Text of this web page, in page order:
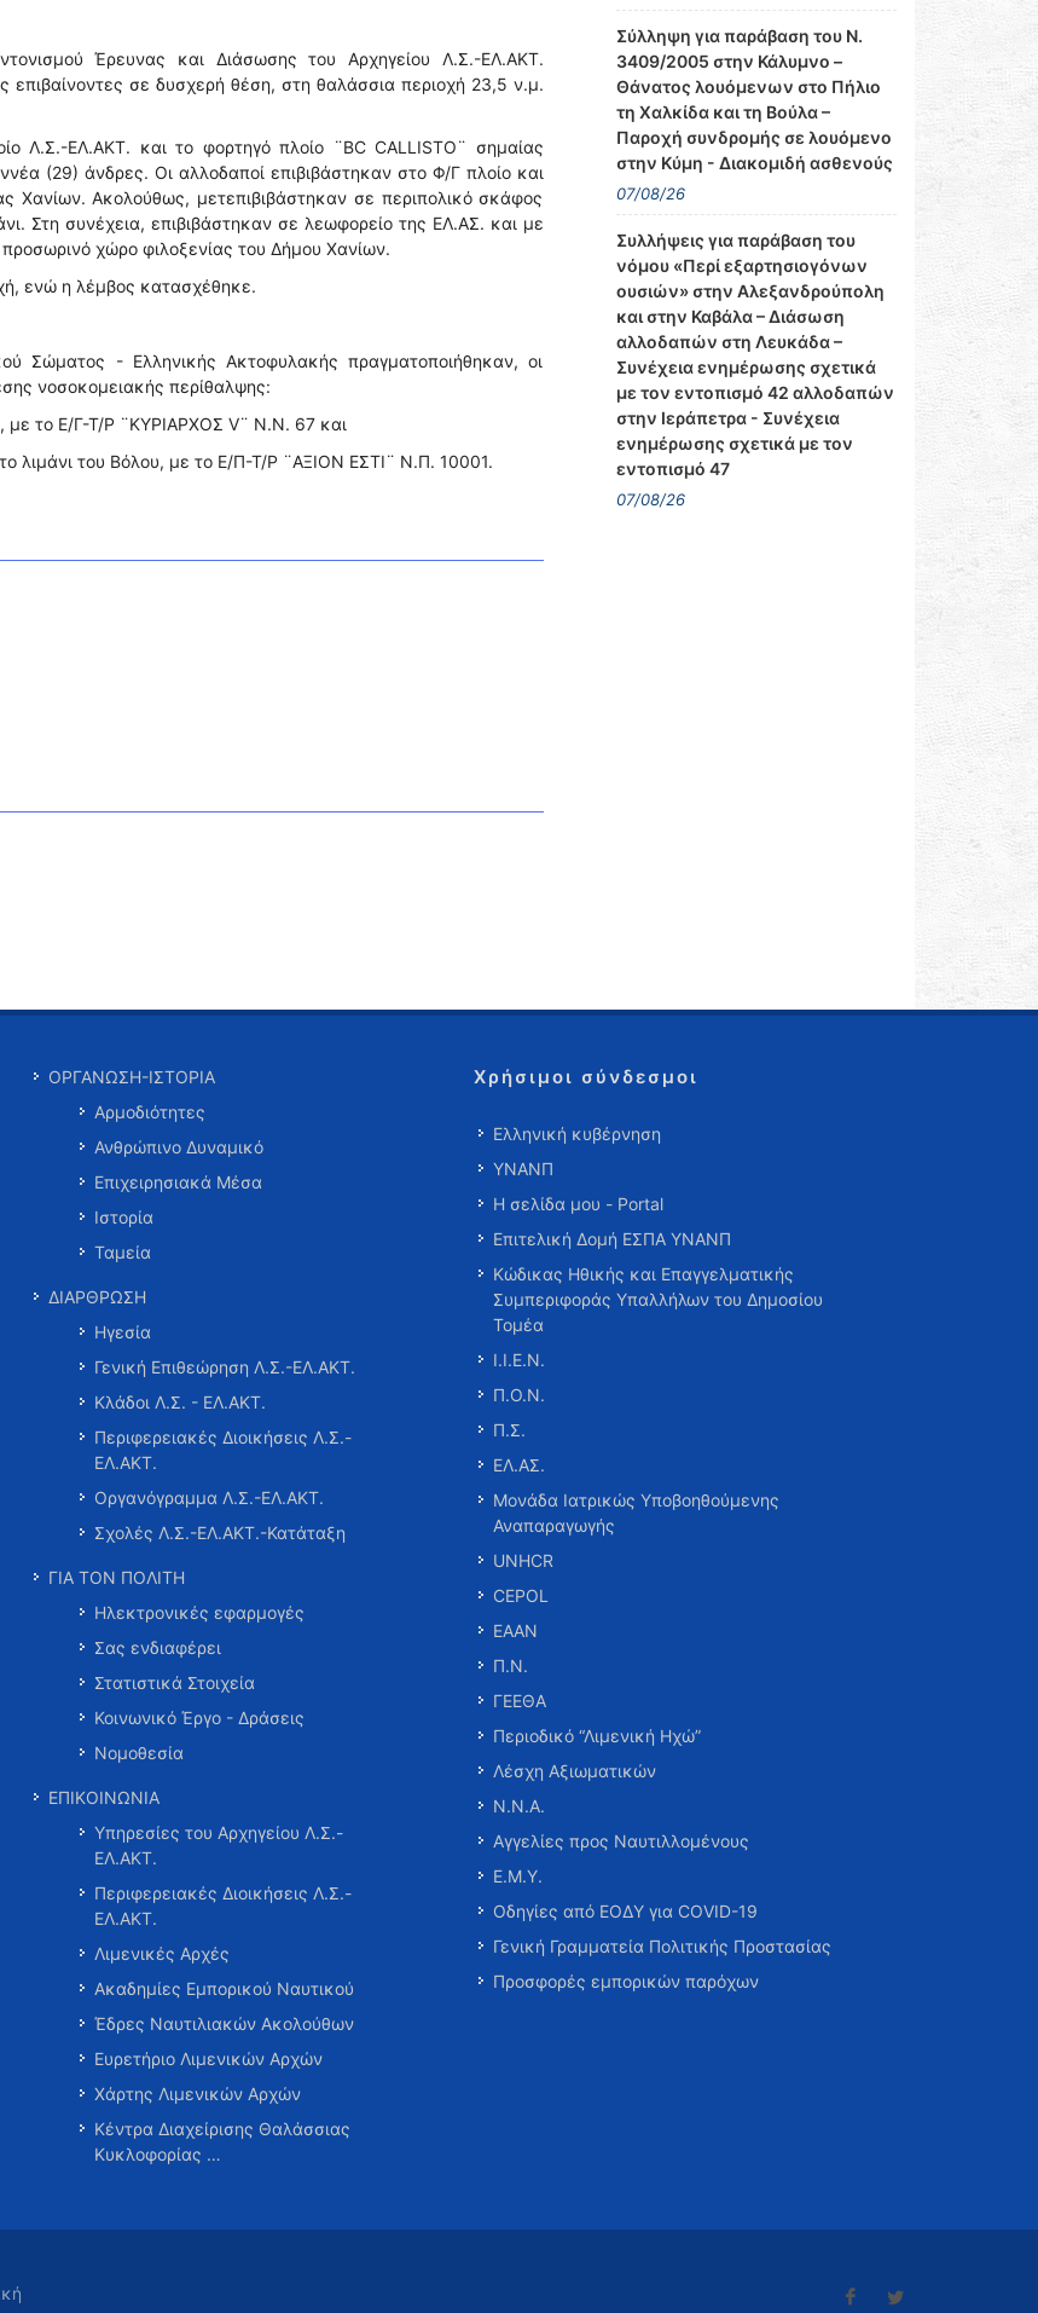
Έρευνας και Διάσωσης του Αρχηγείου Λ.Σ.-ΕΛ.ΑΚΤ.
σε δυσχερή θέση, στη θαλάσσια περιοχή 23,5 ν.μ.
Λ.Σ.-ΕΛ.ΑΚΤ. και το φορτηγό πλοίο ¨BC CALLISTO¨ σημαίας
(29) άνδρες. Οι αλλοδαποί επιβιβάστηκαν στο Φ/Γ πλοίο και
Χανίων. Ακολούθως, μετεπιβιβάστηκαν σε περιπολικό σκάφος
Στη συνέχεια, επιβιβάστηκαν σε λεωφορείο της ΕΛ.ΑΣ. και με
χώρο φιλοξενίας του Δήμου Χανίων.
ενώ η λέμβος κατασχέθηκε.
Σώματος - Ελληνικής Ακτοφυλακής πραγματοποιήθηκαν, οι
νοσοκομειακής περίθαλψης:
με το Ε/Γ-Τ/Ρ ¨ΚΥΡΙΑΡΧΟΣ V¨ Ν.N. 67 και
λιμάνι του Βόλου, με το Ε/Π-Τ/Ρ ¨ΑΞΙΟΝ ΕΣΤΙ¨ Ν.Π. 10001.
Σύλληψη για παράβαση του Ν.
3409/2005 στην Κάλυμνο –
Θάνατος λουόμενων στο Πήλιο
τη Χαλκίδα και τη Βούλα –
Παροχή συνδρομής σε λουόμενο
στην Κύμη - Διακομιδή ασθενούς
07/08/26
Συλλήψεις για παράβαση του
νόμου «Περί εξαρτησιογόνων
ουσιών» στην Αλεξανδρούπολη
και στην Καβάλα – Διάσωση
αλλοδαπών στη Λευκάδα –
Συνέχεια ενημέρωσης σχετικά
με τον εντοπισμό 42 αλλοδαπών
στην Ιεράπετρα - Συνέχεια
ενημέρωσης σχετικά με τον
εντοπισμό 47
07/08/26
ΟΡΓΑΝΩΣΗ-ΙΣΤΟΡΙΑ
Αρμοδιότητες
Ανθρώπινο Δυναμικό
Επιχειρησιακά Μέσα
Ιστορία
Ταμεία
ΔΙΑΡΘΡΩΣΗ
Ηγεσία
Γενική Επιθεώρηση Λ.Σ.-ΕΛ.ΑΚΤ.
Κλάδοι Λ.Σ. - ΕΛ.ΑΚΤ.
Περιφερειακές Διοικήσεις Λ.Σ.-
ΕΛ.ΑΚΤ.
Οργανόγραμμα Λ.Σ.-ΕΛ.ΑΚΤ.
Σχολές Λ.Σ.-ΕΛ.ΑΚΤ.-Κατάταξη
ΓΙΑ ΤΟΝ ΠΟΛΙΤΗ
Ηλεκτρονικές εφαρμογές
Σας ενδιαφέρει
Στατιστικά Στοιχεία
Κοινωνικό Έργο - Δράσεις
Νομοθεσία
ΕΠΙΚΟΙΝΩΝΙΑ
Υπηρεσίες του Αρχηγείου Λ.Σ.-
ΕΛ.ΑΚΤ.
Περιφερειακές Διοικήσεις Λ.Σ.-
ΕΛ.ΑΚΤ.
Λιμενικές Αρχές
Ακαδημίες Εμπορικού Ναυτικού
Έδρες Ναυτιλιακών Ακολούθων
Ευρετήριο Λιμενικών Αρχών
Χάρτης Λιμενικών Αρχών
Κέντρα Διαχείρισης Θαλάσσιας
Κυκλοφορίας …
Χρήσιμοι σύνδεσμοι
Ελληνική κυβέρνηση
ΥΝΑΝΠ
Η σελίδα μου - Portal
Επιτελική Δομή ΕΣΠΑ ΥΝΑΝΠ
Κώδικας Ηθικής και Επαγγελματικής
Συμπεριφοράς Υπαλλήλων του Δημοσίου
Τομέα
Ι.Ι.Ε.Ν.
Π.Ο.Ν.
Π.Σ.
ΕΛ.ΑΣ.
Μονάδα Ιατρικώς Υποβοηθούμενης
Αναπαραγωγής
UNHCR
CEPOL
ΕΑΑΝ
Π.Ν.
ΓΕΕΘΑ
Περιοδικό “Λιμενική Ηχώ”
Λέσχη Αξιωματικών
Ν.Ν.Α.
Αγγελίες προς Ναυτιλλομένους
Ε.Μ.Υ.
Οδηγίες από ΕΟΔΥ για COVID-19
Γενική Γραμματεία Πολιτικής Προστασίας
Προσφορές εμπορικών παρόχων